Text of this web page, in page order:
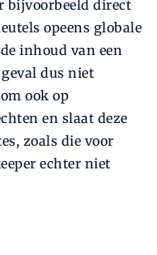
bijvoorbeeld direct
opeens globale
inhoud van een
dus niet
ook op
en slaat deze
zoals die voor
echter niet